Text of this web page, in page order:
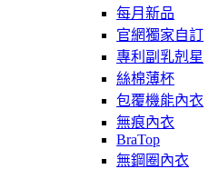
每月新品
官網獨家自訂
專利副乳剋星
絲棉薄杯
包覆機能內衣
無痕內衣
BraTop
無鋼圈內衣